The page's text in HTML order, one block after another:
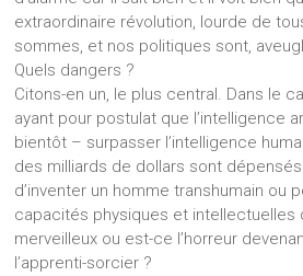
extraordinaire révolution, lourde de
sommes, et nos politiques sont,
Quels dangers ?
Citons-en un, le plus central. Dans le
ayant pour postulat que l’intelligence
bientôt – surpasser l’intelligence
des milliards de dollars sont
d’inventer un homme transhumain ou
capacités physiques et intellectuelles
merveilleux ou est-ce l’horreur
l’apprenti-sorcier ?